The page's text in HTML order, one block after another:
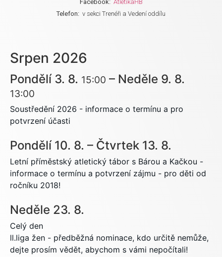
Facebook: AtletikaHB
Telefon: v sekci Trenéři a Vedení oddílu
Srpen 2026
Pondělí 3. 8. 15:00 – Neděle 9. 8.
13:00
Soustředění 2026 - informace o termínu a pro
potvrzení účasti
Pondělí 10. 8. – Čtvrtek 13. 8.
Letní příměstský atletický tábor s Bárou a Kačkou -
informace o termínu a potvrzení zájmu - pro děti od
ročníku 2018!
Neděle 23. 8.
Celý den
ll.liga žen - předběžná nominace, kdo určitě nemůže,
dejte prosím vědět, abychom s vámi nepočítali!